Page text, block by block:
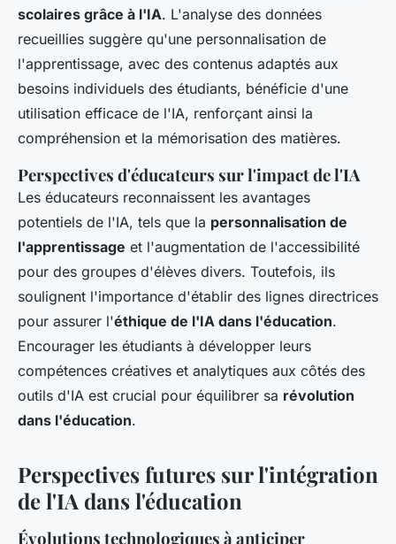
scolaires grâce à l'IA. L'analyse des données
recueillies suggère qu'une personnalisation de
l'apprentissage, avec des contenus adaptés aux
besoins individuels des étudiants, bénéficie d'une
utilisation efficace de l'IA, renforçant ainsi la
compréhension et la mémorisation des matières.
Perspectives d'éducateurs sur l'impact de l'IA
Les éducateurs reconnaissent les avantages
potentiels de l'IA, tels que la personnalisation de
l'apprentissage et l'augmentation de l'accessibilité
pour des groupes d'élèves divers. Toutefois, ils
soulignent l'importance d'établir des lignes directrices
pour assurer l'éthique de l'IA dans l'éducation.
Encourager les étudiants à développer leurs
compétences créatives et analytiques aux côtés des
outils d'IA est crucial pour équilibrer sa révolution
dans l'éducation.
Perspectives futures sur l'intégration
de l'IA dans l'éducation
Évolutions technologiques à anticiper